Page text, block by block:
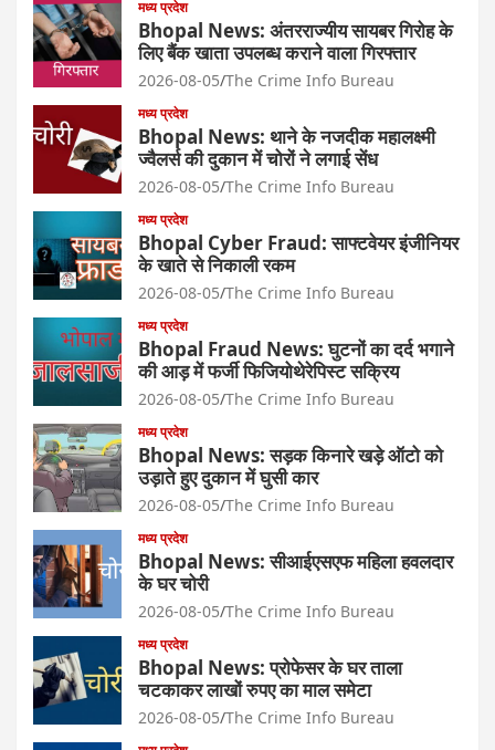
मध्य प्रदेश
Bhopal News: अंतरराज्यीय सायबर गिरोह के
लिए बैंक खाता उपलब्ध कराने वाला गिरफ्तार
2026-08-05 The Crime Info Bureau
मध्य प्रदेश
Bhopal News: थाने के नजदीक महालक्ष्मी
ज्वैलर्स की दुकान में चोरों ने लगाई सेंध
2026-08-05 The Crime Info Bureau
मध्य प्रदेश
Bhopal Cyber Fraud: साफ्टवेयर इंजीनियर
के खाते से निकाली रकम
2026-08-05 The Crime Info Bureau
मध्य प्रदेश
Bhopal Fraud News: घुटनों का दर्द भगाने
की आड़ में फर्जी फिजियोथेरेपिस्ट सक्रिय
2026-08-05 The Crime Info Bureau
मध्य प्रदेश
Bhopal News: सड़क किनारे खड़े ऑटो को
उड़ाते हुए दुकान में घुसी कार
2026-08-05 The Crime Info Bureau
मध्य प्रदेश
Bhopal News: सीआईएसएफ महिला हवलदार
के घर चोरी
2026-08-05 The Crime Info Bureau
मध्य प्रदेश
Bhopal News: प्रोफेसर के घर ताला
चटकाकर लाखों रुपए का माल समेटा
2026-08-05 The Crime Info Bureau